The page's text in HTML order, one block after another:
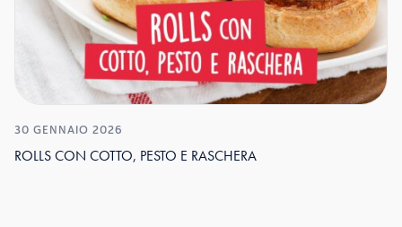
30 GENNAIO 2026
ROLLS CON COTTO, PESTO E RASCHERA